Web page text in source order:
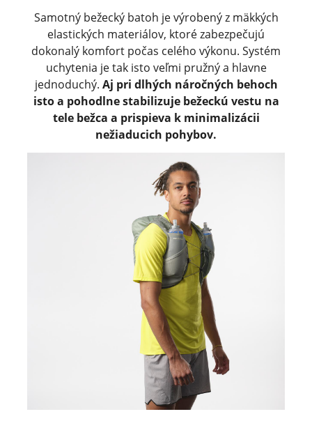
Samotný bežecký batoh je výrobený z mäkkých
elastických materiálov, ktoré zabezpečujú
dokonalý komfort počas celého výkonu. Systém
uchytenia je tak isto veľmi pružný a hlavne
jednoduchý. Aj pri dlhých náročných behoch
isto a pohodlne stabilizuje bežeckú vestu na
tele bežca a prispieva k minimalizácii
nežiaducich pohybov.